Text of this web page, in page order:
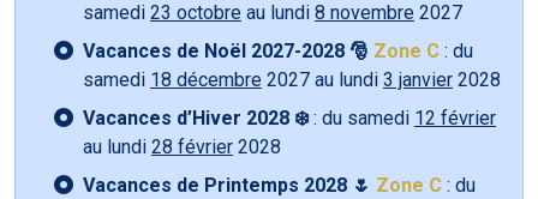
samedi 23 octobre au lundi 8 novembre 2027
Vacances de Noël 2027-2028 🎅 Zone C : du
samedi 18 décembre 2027 au lundi 3 janvier 2028
Vacances d’Hiver 2028 ❄️: du samedi 12 février
au lundi 28 février 2028
Vacances de Printemps 2028 🌷 Zone C : du